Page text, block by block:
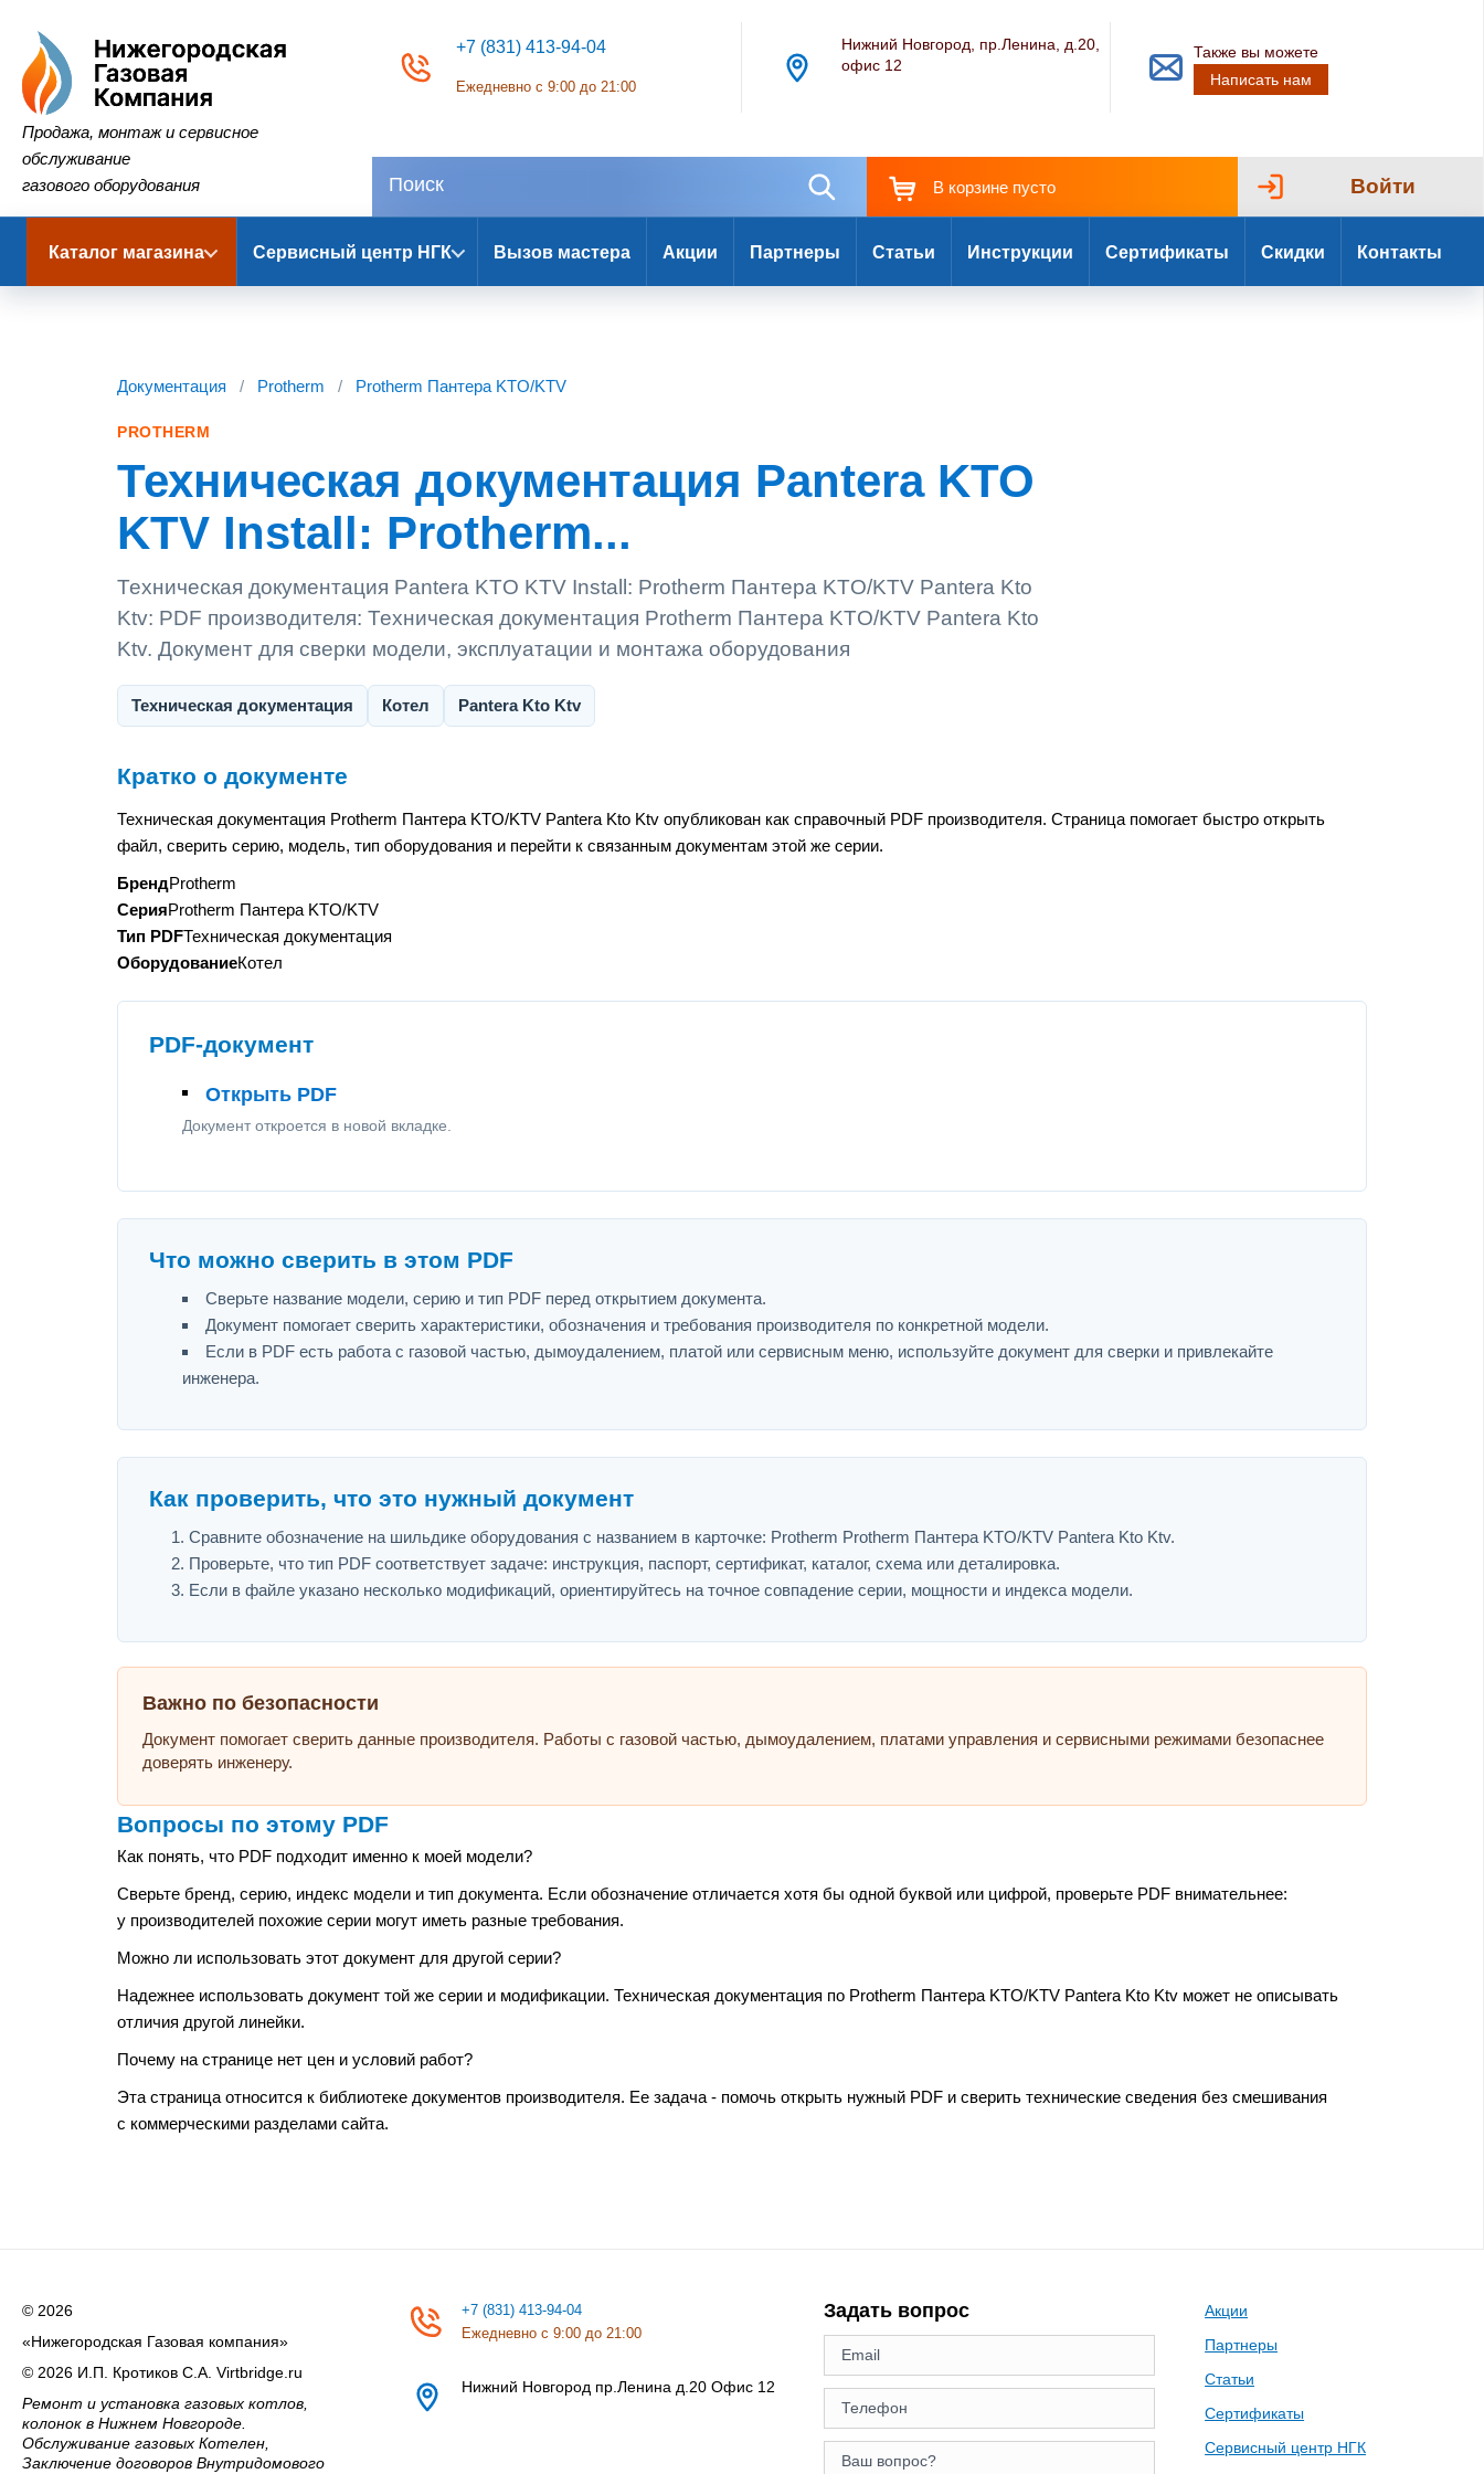
Нижегородская Газовая Компания
Продажа, монтаж и сервисное
обслуживание
газового оборудования
+7 (831) 413-94-04
Ежедневно с 9:00 до 21:00
Нижний Новгород, пр.Ленина, д.20,
офис 12
Также вы можете
Написать нам
В корзине пусто Войти
Каталог магазина Сервисный центр НГК Вызов мастера Акции Партнеры Статьи Инструкции Сертификаты Скидки Контакты
Документация / Protherm / Protherm Пантера KTO/KTV
PROTHERM
Техническая документация Pantera KTO
KTV Install: Protherm...
Техническая документация Pantera KTO KTV Install: Protherm Пантера KTO/KTV Pantera Kto
Ktv: PDF производителя: Техническая документация Protherm Пантера KTO/KTV Pantera Kto
Ktv. Документ для сверки модели, эксплуатации и монтажа оборудования
Техническая документация Котел Pantera Kto Ktv
Кратко о документе
Техническая документация Protherm Пантера KTO/KTV Pantera Kto Ktv опубликован как справочный PDF производителя. Страница помогает быстро открыть
файл, сверить серию, модель, тип оборудования и перейти к связанным документам этой же серии.
БрендProtherm
СерияProtherm Пантера KTO/KTV
Тип PDFТехническая документация
ОборудованиеКотел
PDF-документ
Открыть PDF
Документ откроется в новой вкладке.
Что можно сверить в этом PDF
Сверьте название модели, серию и тип PDF перед открытием документа.
Документ помогает сверить характеристики, обозначения и требования производителя по конкретной модели.
Если в PDF есть работа с газовой частью, дымоудалением, платой или сервисным меню, используйте документ для сверки и привлекайте
инженера.
Как проверить, что это нужный документ
Сравните обозначение на шильдике оборудования с названием в карточке: Protherm Protherm Пантера KTO/KTV Pantera Kto Ktv.
Проверьте, что тип PDF соответствует задаче: инструкция, паспорт, сертификат, каталог, схема или деталировка.
Если в файле указано несколько модификаций, ориентируйтесь на точное совпадение серии, мощности и индекса модели.
Важно по безопасности
Документ помогает сверить данные производителя. Работы с газовой частью, дымоудалением, платами управления и сервисными режимами безопаснее
доверять инженеру.
Вопросы по этому PDF
Как понять, что PDF подходит именно к моей модели?
Сверьте бренд, серию, индекс модели и тип документа. Если обозначение отличается хотя бы одной буквой или цифрой, проверьте PDF внимательнее:
у производителей похожие серии могут иметь разные требования.
Можно ли использовать этот документ для другой серии?
Надежнее использовать документ той же серии и модификации. Техническая документация по Protherm Пантера KTO/KTV Pantera Kto Ktv может не описывать
отличия другой линейки.
Почему на странице нет цен и условий работ?
Эта страница относится к библиотеке документов производителя. Ее задача - помочь открыть нужный PDF и сверить технические сведения без смешивания
с коммерческими разделами сайта.
© 2026
«Нижегородская Газовая компания»
© 2026 И.П. Кротиков С.А. Virtbridge.ru
Ремонт и установка газовых котлов,
колонок в Нижнем Новгороде.
Обслуживание газовых Котелен,
Заключение договоров Внутридомового
+7 (831) 413-94-04
Ежедневно с 9:00 до 21:00
Нижний Новгород пр.Ленина д.20 Офис 12
Задать вопрос
Акции
Партнеры
Статьи
Сертификаты
Сервисный центр НГК